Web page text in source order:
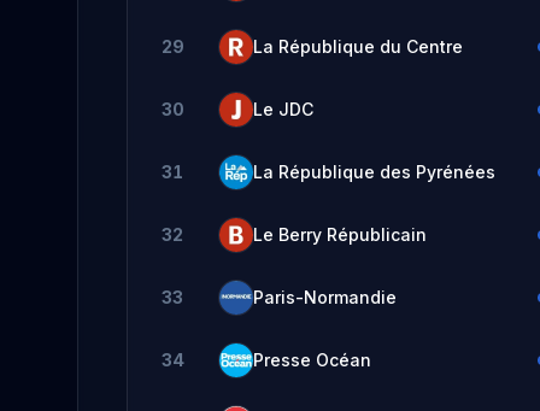
29 La République du Centre
30 Le JDC
31 La République des Pyrénées
32 Le Berry Républicain
33 Paris-Normandie
34 Presse Océan